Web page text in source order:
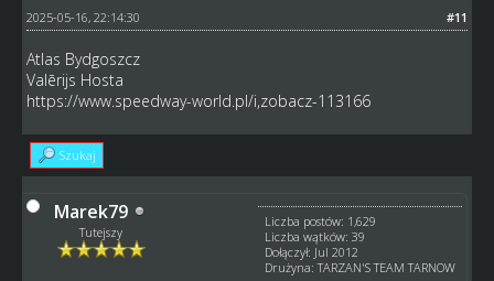
#11
2025-05-16, 22:14:30
Atlas Bydgoszcz
Valērijs Hosta
https://www.speedway-world.pl/i,zobacz-113166
Szukaj
Marek79
Tutejszy
Liczba postów: 1,629
Liczba wątków: 39
Dołączył: Jul 2012
Drużyna: TARZAN'S TEAM TARNOW